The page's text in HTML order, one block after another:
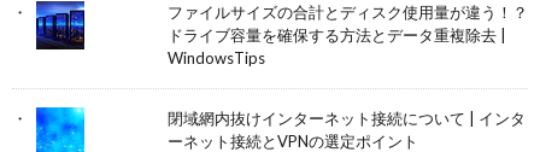
ファイルサイズの合計とディスク使用量が違う！？
ドライブ容量を確保する方法とデータ重複除去 |
WindowsTips
閉域網内抜けインターネット接続について | インタ
ーネット接続とVPNの選定ポイント